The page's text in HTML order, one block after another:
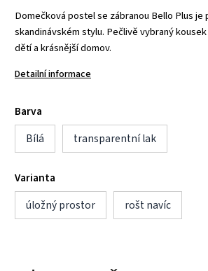
Domečková postel se zábranou Bello Plus je
skandinávském stylu. Pečlivě vybraný
dětí a krásnější domov.
Detailní informace
Barva
Bílá
transparentní lak
Varianta
úložný prostor
rošt navíc